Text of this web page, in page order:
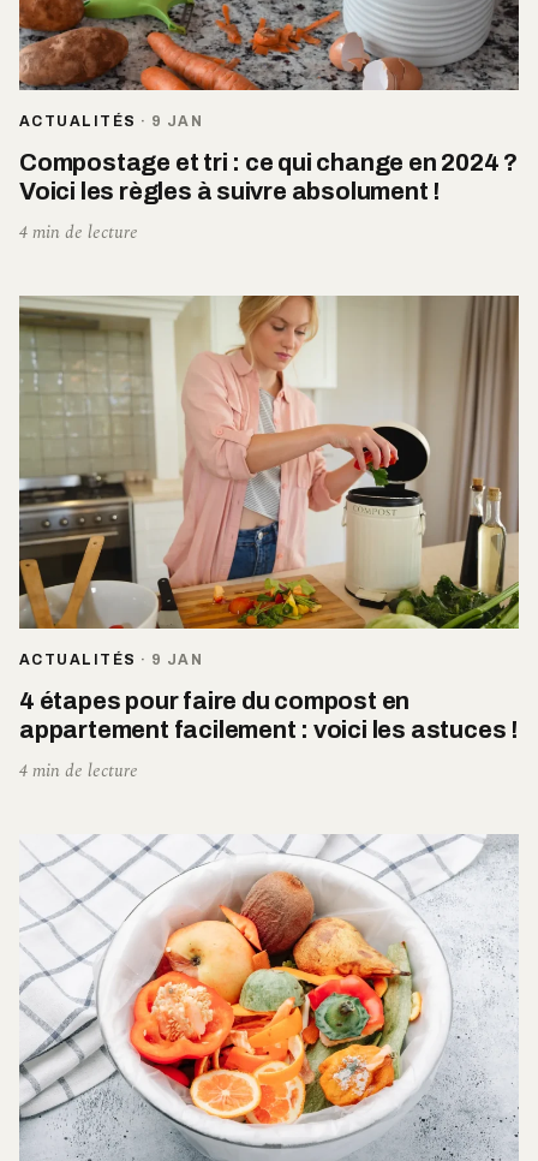
ACTUALITÉS · 9 JAN
Compostage et tri : ce qui change en 2024 ?
Voici les règles à suivre absolument !
4 min de lecture
ACTUALITÉS · 9 JAN
4 étapes pour faire du compost en
appartement facilement : voici les astuces !
4 min de lecture